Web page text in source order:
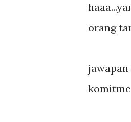
orang
jawapan